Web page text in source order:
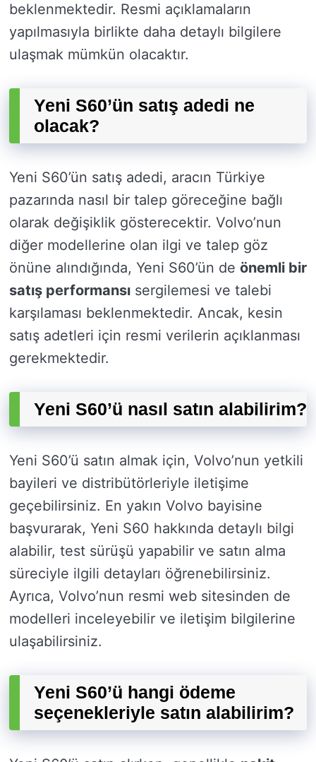
beklenmektedir. Resmi açıklamaların
yapılmasıyla birlikte daha detaylı bilgilere
ulaşmak mümkün olacaktır.
Yeni S60’ün satış adedi ne
olacak?
Yeni S60’ün satış adedi, aracın Türkiye
pazarında nasıl bir talep göreceğine bağlı
olarak değişiklik gösterecektir. Volvo’nun
diğer modellerine olan ilgi ve talep göz
önüne alındığında, Yeni S60’ün de önemli bir
satış performansı sergilemesi ve talebi
karşılaması beklenmektedir. Ancak, kesin
satış adetleri için resmi verilerin açıklanması
gerekmektedir.
Yeni S60’ü nasıl satın alabilirim?
Yeni S60’ü satın almak için, Volvo’nun yetkili
bayileri ve distribütörleriyle iletişime
geçebilirsiniz. En yakın Volvo bayisine
başvurarak, Yeni S60 hakkında detaylı bilgi
alabilir, test sürüşü yapabilir ve satın alma
süreciyle ilgili detayları öğrenebilirsiniz.
Ayrıca, Volvo’nun resmi web sitesinden de
modelleri inceleyebilir ve iletişim bilgilerine
ulaşabilirsiniz.
Yeni S60’ü hangi ödeme
seçenekleriyle satın alabilirim?